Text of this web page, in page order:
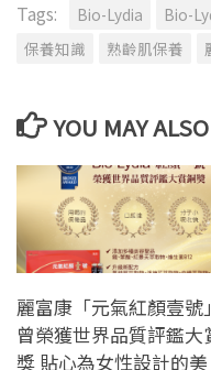
Tags: Bio-Lydia Bio-
保養知識
熟齡肌保養
YOU MAY
麗富康「元氣紅顏壹號」
曾榮獲世界品質評鑑大
獎 貼心為女性設計的美